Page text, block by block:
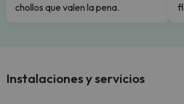
chollos que valen la pena.
Instalaciones y servicios